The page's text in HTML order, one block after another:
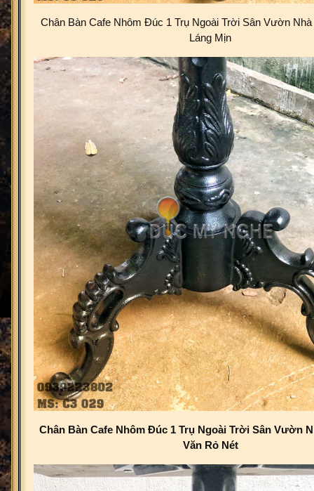
Chân Bàn Cafe Nhôm Đúc 1 Trụ Ngoài Trời Sân Vườn
Láng Mịn
Chân Bàn Cafe Nhôm Đúc 1 Trụ Ngoài Trời Sân Vườn
Văn Rỏ Nét